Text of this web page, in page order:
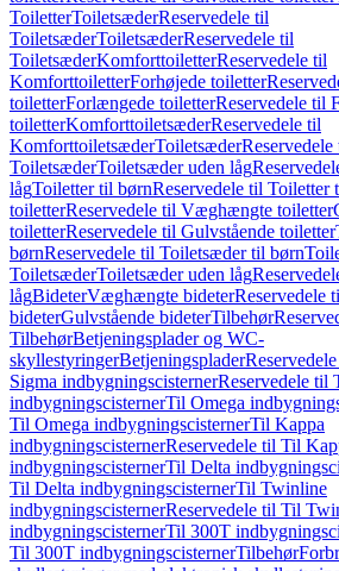
ToiletterToiletsæderReservedele til
ToiletsæderToiletsæderReservedele til
ToiletsæderKomforttoiletterReservedele til
KomforttoiletterForhøjede toiletter
toiletterForlængede toiletterReservedele til
toiletterKomforttoiletsæderReservedele til
KomforttoiletsæderToiletsæderReservedele
ToiletsæderToiletsæder uden låg
lågToiletter til børnReservedele til Toiletter
toiletterReservedele til Væghængte toiletter
toiletterReservedele til Gulvstående toiletter
børnReservedele til Toiletsæder til børn
ToiletsæderToiletsæder uden låg
lågBideterVæghængte bideterReservedele
bideterGulvstående bideterTilbehør
TilbehørBetjeningsplader og WC-
skyllestyringerBetjeningsplader
Sigma indbygningscisternerReservedele til
indbygningscisternerTil Omega
Til Omega indbygningscisternerTil Kappa
indbygningscisternerReservedele til Til
indbygningscisternerTil Delta
Til Delta indbygningscisternerTil Twinline
indbygningscisternerReservedele til Til
indbygningscisternerTil 300T
Til 300T indbygningscisternerTilbehør